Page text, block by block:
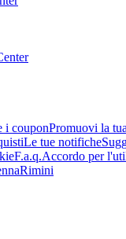
i couponPromuovi la
Le tue notifiche
F.a.q.Accordo per
Rimini